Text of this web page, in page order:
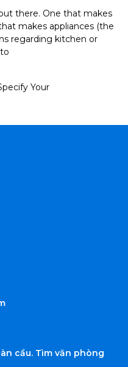
there. One that makes
makes appliances (the
regarding kitchen or
Your
cầu. Tìm văn phòng